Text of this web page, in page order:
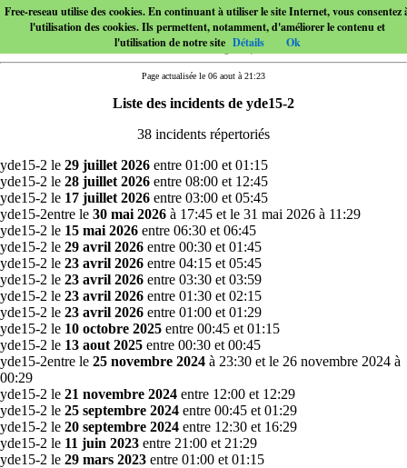
Page actualisée le 06 aout à 21:23
Liste des incidents de yde15-2
38 incidents répertoriés
yde15-2 le 29 juillet 2026 entre 01:00 et 01:15
yde15-2 le 28 juillet 2026 entre 08:00 et 12:45
yde15-2 le 17 juillet 2026 entre 03:00 et 05:45
yde15-2entre le 30 mai 2026 à 17:45 et le 31 mai 2026 à 11:29
yde15-2 le 15 mai 2026 entre 06:30 et 06:45
yde15-2 le 29 avril 2026 entre 00:30 et 01:45
yde15-2 le 23 avril 2026 entre 04:15 et 05:45
yde15-2 le 23 avril 2026 entre 03:30 et 03:59
yde15-2 le 23 avril 2026 entre 01:30 et 02:15
yde15-2 le 23 avril 2026 entre 01:00 et 01:29
yde15-2 le 10 octobre 2025 entre 00:45 et 01:15
yde15-2 le 13 aout 2025 entre 00:30 et 00:45
yde15-2entre le 25 novembre 2024 à 23:30 et le 26 novembre 2024 à
00:29
yde15-2 le 21 novembre 2024 entre 12:00 et 12:29
yde15-2 le 25 septembre 2024 entre 00:45 et 01:29
yde15-2 le 20 septembre 2024 entre 12:30 et 16:29
yde15-2 le 11 juin 2023 entre 21:00 et 21:29
yde15-2 le 29 mars 2023 entre 01:00 et 01:15
Free-reseau utilise des cookies. En continuant à utiliser le site Internet, vous consentez
l'utilisation des cookies. Ils permettent, notamment, d'améliorer le contenu et
l'utilisation de notre site Détails Ok